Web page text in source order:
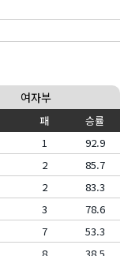
여자부
패
승률
1
92.9
2
85.7
2
83.3
3
78.6
7
53.3